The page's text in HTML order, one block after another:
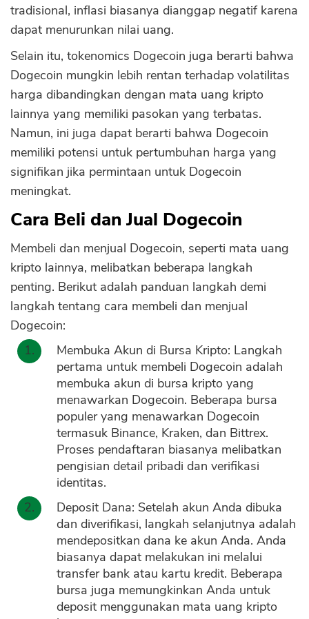
tradisional, inflasi biasanya dianggap negatif karena
dapat menurunkan nilai uang.
Selain itu, tokenomics Dogecoin juga berarti bahwa
Dogecoin mungkin lebih rentan terhadap volatilitas
harga dibandingkan dengan mata uang kripto
lainnya yang memiliki pasokan yang terbatas.
Namun, ini juga dapat berarti bahwa Dogecoin
memiliki potensi untuk pertumbuhan harga yang
signifikan jika permintaan untuk Dogecoin
meningkat.
Cara Beli dan Jual Dogecoin
Membeli dan menjual Dogecoin, seperti mata uang
kripto lainnya, melibatkan beberapa langkah
penting. Berikut adalah panduan langkah demi
langkah tentang cara membeli dan menjual
Dogecoin:
Membuka Akun di Bursa Kripto: Langkah
pertama untuk membeli Dogecoin adalah
membuka akun di bursa kripto yang
menawarkan Dogecoin. Beberapa bursa
populer yang menawarkan Dogecoin
termasuk Binance, Kraken, dan Bittrex.
Proses pendaftaran biasanya melibatkan
pengisian detail pribadi dan verifikasi
identitas.
Deposit Dana: Setelah akun Anda dibuka
dan diverifikasi, langkah selanjutnya adalah
mendepositkan dana ke akun Anda. Anda
biasanya dapat melakukan ini melalui
transfer bank atau kartu kredit. Beberapa
bursa juga memungkinkan Anda untuk
deposit menggunakan mata uang kripto